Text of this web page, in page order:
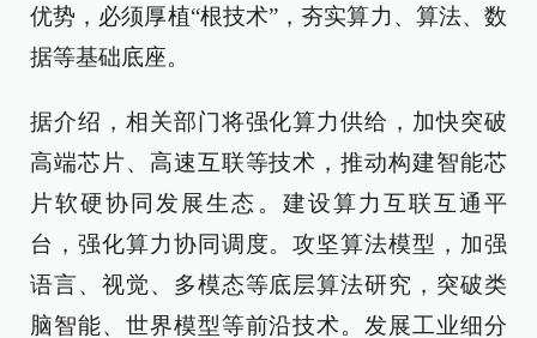
优势，必须厚植“根技术”，夯实算力、算法、数
据等基础底座。
据介绍，相关部门将强化算力供给，加快突破
高端芯片、高速互联等技术，推动构建智能芯
片软硬协同发展生态。建设算力互联互通平
台，强化算力协同调度。攻坚算法模型，加强
语言、视觉、多模态等底层算法研究，突破类
脑智能、世界模型等前沿技术。发展工业细分